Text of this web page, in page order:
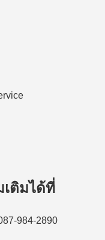
ติมได้ที่
984-2890